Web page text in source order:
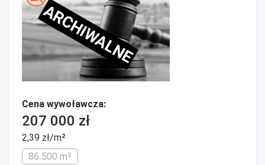
ARCHIWALNE
Cena wywoławcza:
207 000 zł
2,39 zł/m²
86 500 m²